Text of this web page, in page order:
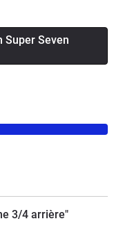
Super Seven
3/4 arrière"